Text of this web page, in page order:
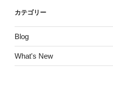
カテゴリー
Blog
What's New